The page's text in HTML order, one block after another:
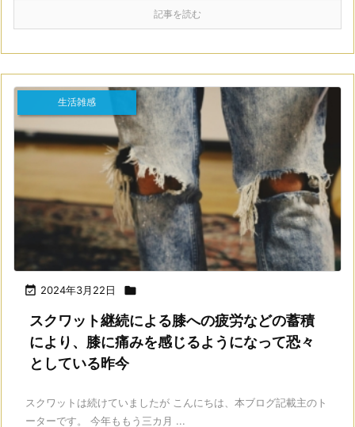
記事を読む
 2024年3月22日 
生活雑感
スクワット継続による膝への疲労などの蓄積
により、膝に痛みを感じるようになって恐々
としている昨今
スクワットは続けていましたが こんにちは、本ブログ記載主のト
ーターです。 今年ももう三カ月 ...